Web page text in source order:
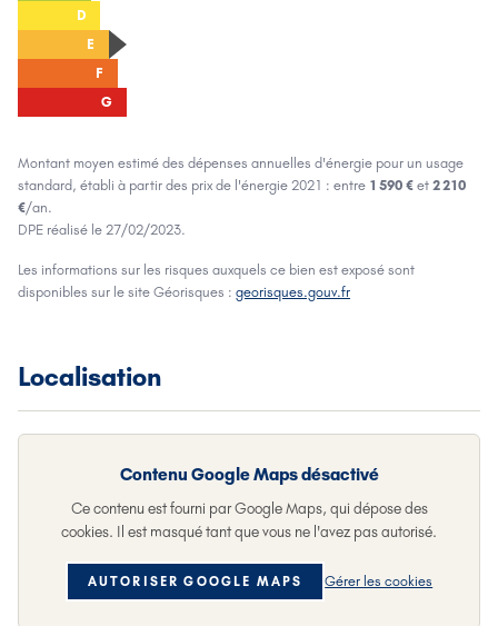
D
E
F
G
Montant moyen estimé des dépenses annuelles d'énergie pour un usage
standard, établi à partir des prix de l'énergie 2021 : entre 1 590 € et 2 210
€/an.
DPE réalisé le 27/02/2023.
Les informations sur les risques auxquels ce bien est exposé sont
disponibles sur le site Géorisques : georisques.gouv.fr
Localisation
Contenu Google Mapsdésactivé
Ce contenu est fourni parGoogle Maps, qui dépose des
cookies. Il est masqué tant que vous ne l'avez pas autorisé.
AUTORISERGOOGLE MAPS Gérer les cookies